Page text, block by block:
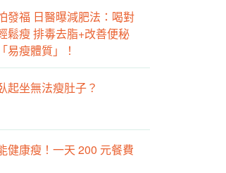
發福 日醫曝減肥法：喝對
鬆瘦 排毒去脂+改善便秘
易瘦體質」！
起坐無法瘦肚子？
健康瘦！一天 200 元餐費